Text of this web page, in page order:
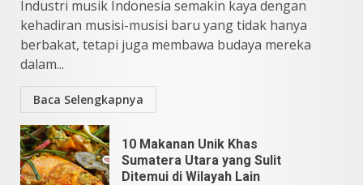
Industri musik Indonesia semakin kaya dengan
kehadiran musisi-musisi baru yang tidak hanya
berbakat, tetapi juga membawa budaya mereka
dalam...
Baca Selengkapnya
10 Makanan Unik Khas
Sumatera Utara yang Sulit
Ditemui di Wilayah Lain